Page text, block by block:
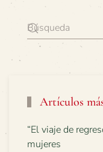
Artículos
“El viaje de
mujeres